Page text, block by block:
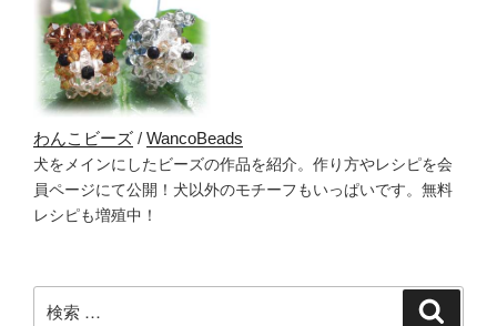
わんこビーズ / WancoBeads
犬をメインにしたビーズの作品を紹介。作り方やレシピを会
員ページにて公開！犬以外のモチーフもいっぱいです。無料
レシピも増殖中！